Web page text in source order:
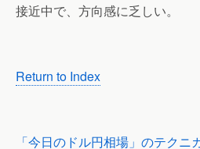
接近中で、方向感に乏しい。
Return to Index
「今日のドル円相場」のテクニ